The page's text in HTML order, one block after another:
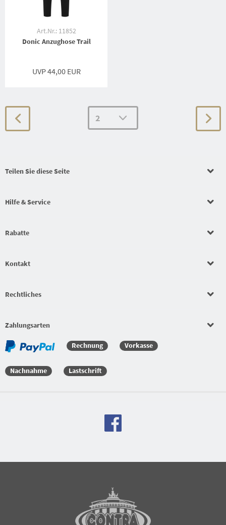
Art.Nr.: 11852
Donic Anzughose Trail
UVP 44,00 EUR
Teilen Sie diese Seite
Hilfe & Service
Rabatte
Kontakt
Rechtliches
Zahlungsarten
Rechnung Vorkasse
Nachnahme Lastschrift